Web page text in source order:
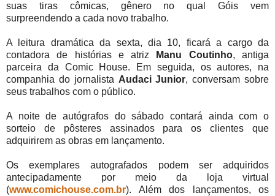
suas tiras cômicas, gênero no qual Góis vem
surpreendendo a cada novo trabalho.
A leitura dramática da sexta, dia 10, ficará a cargo da
contadora de histórias e atriz
Manu Coutinho, antiga
parceira da Comic House. Em seguida, os autores, na
companhia do jornalista Audaci Junior, conversam sobre
seus trabalhos com o público.
A noite de autógrafos do sábado contará ainda com o
sorteio de pôsteres assinados para os clientes que
adquirirem as obras em lançamento.
Os exemplares autografados podem ser adquiridos
antecipadamente por meio da loja virtual
(www.comichouse.com.br). Além dos lançamentos, os